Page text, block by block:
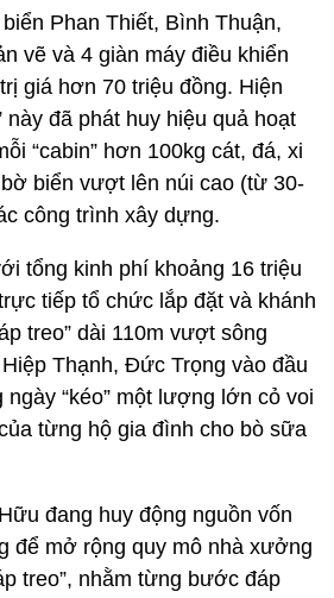
Phan Thiết, Bình Thuận,
vẽ và 4 giàn máy điều khiển
giá hơn 70 triệu đồng. Hiện
này đã phát huy hiệu quả hoạt
“cabin” hơn 100kg cát, đá, xi
biển vượt lên núi cao (từ 30-
công trình xây dựng.
tổng kinh phí khoảng 16 triệu
tiếp tổ chức lắp đặt và khánh
treo” dài 110m vượt sông
Thạnh, Đức Trọng vào đầu
“kéo” một lượng lớn cỏ voi
từng hộ gia đình cho bò sữa
đang huy động nguồn vốn
để mở rộng quy mô nhà xưởng
treo”, nhằm từng bước đáp